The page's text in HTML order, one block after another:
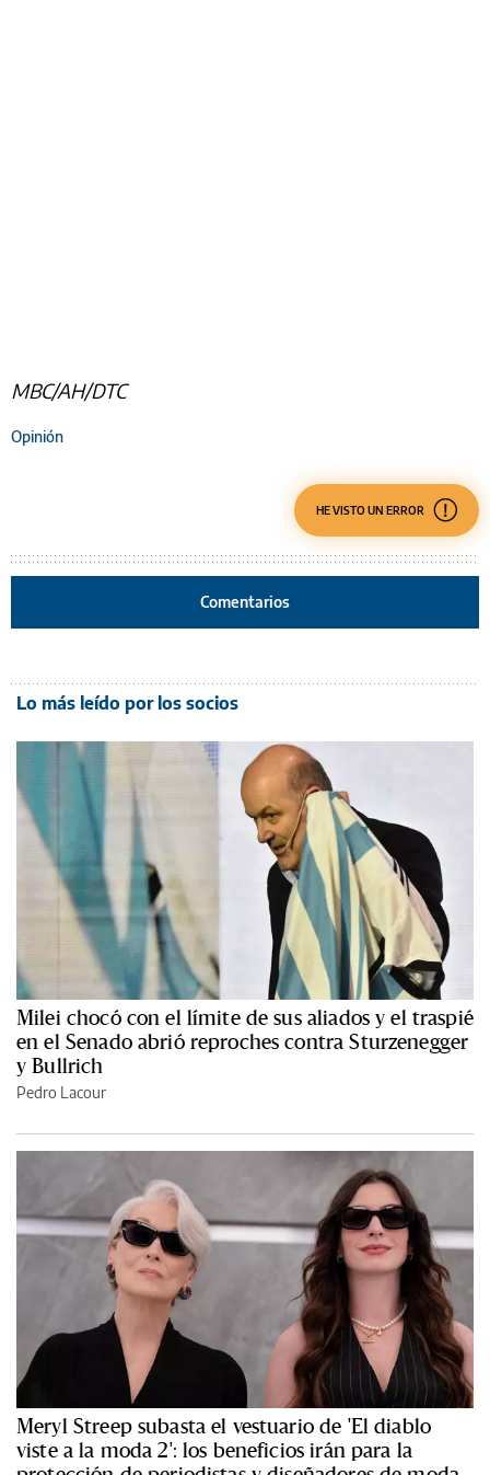
MBC/AH/DTC
Opinión
HE VISTO UN ERROR
Comentarios
Lo más leído por los socios
Milei chocó con el límite de sus aliados y el traspié
en el Senado abrió reproches contra Sturzenegger
y Bullrich
Pedro Lacour
Meryl Streep subasta el vestuario de 'El diablo
viste a la moda 2': los beneficios irán para la